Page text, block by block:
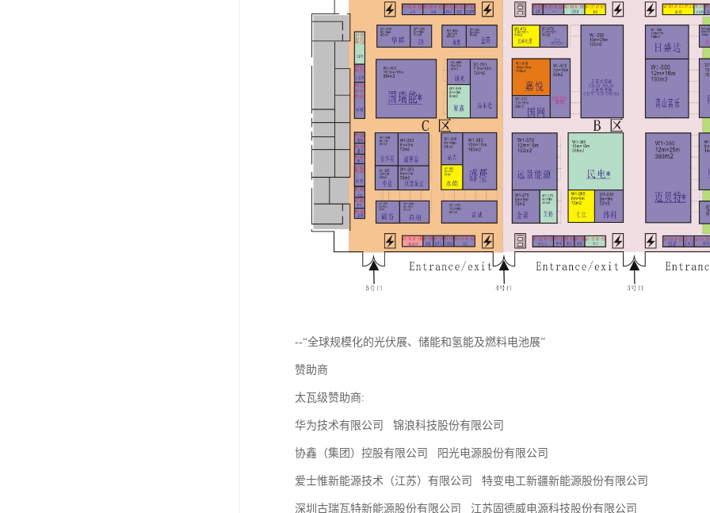
--“全球规模化的光伏展、储能和氢能及燃料电池展”
赞助商
太瓦级赞助商:
华为技术有限公司 锦浪科技股份有限公司
协鑫（集团）控股有限公司 阳光电源股份有限公司
爱士惟新能源技术（江苏）有限公司 特变电工新疆新能源股份有限公司
深圳古瑞瓦特新能源股份有限公司 江苏固德威电源科技股份有限公司